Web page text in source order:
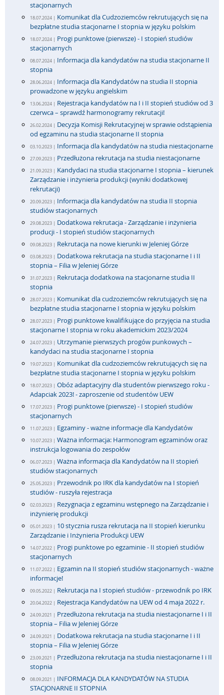
stacjonarnych
18.07.2024 | Komunikat dla Cudzoziemców rekrutujących się na
bezpłatne studia stacjonarne I stopnia w języku polskim
18.07.2024 | Progi punktowe (pierwsze) - I stopień studiów
stacjonarnych
08.07.2024 | Informacja dla kandydatów na studia stacjonarne II
stopnia
28.06.2024 | Informacja dla Kandydatów na studia II stopnia
prowadzone w języku angielskim
13.06.2024 | Rejestracja kandydatów na I i II stopień studiów od 3
czerwca – sprawdź harmonogramy rekrutacji!
26.02.2024 | Decyzja Komisji Rekrutacyjnej w sprawie odstąpienia
od egzaminu na studia stacjonarne II stopnia
03.10.2023 | Informacja dla kandydatów na studia niestacjonarne
27.09.2023 | Przedłużona rekrutacja na studia niestacjonarne
21.09.2023 | Kandydaci na studia stacjonarne I stopnia – kierunek
Zarządzanie i inżynieria produkcji (wyniki dodatkowej
rekrutacji)
20.09.2023 | Informacja dla kandydatów na studia II stopnia
studiów stacjonarnych
29.08.2023 | Dodatkowa rekrutacja - Zarządzanie i inżynieria
producji - I stopień studiów stacjonarnych
09.08.2023 | Rekrutacja na nowe kierunki w Jeleniej Górze
03.08.2023 | Dodatkowa rekrutacja na studia stacjonarne I i II
stopnia – Filia w Jeleniej Górze
31.07.2023 | Rekrutacja dodatkowa na stacjonarne studia II
stopnia
28.07.2023 | Komunikat dla cudzoziemców rekrutujących się na
bezpłatne studia stacjonarne I stopnia w języku polskim
28.07.2023 | Progi punktowe kwalifikujące do przyjęcia na studia
stacjonarne I stopnia w roku akademickim 2023/2024
24.07.2023 | Utrzymanie pierwszych progów punkowych –
kandydaci na studia stacjonarne I stopnia
19.07.2023 | Komunikat dla cudzoziemców rekrutujących się na
bezpłatne studia stacjonarne I stopnia w języku polskim
18.07.2023 | Obóz adaptacyjny dla studentów pierwszego roku -
Adapciak 2023! - zaproszenie od studentów UEW
17.07.2023 | Progi punktowe (pierwsze) - I stopień studiów
stacjonarnych
11.07.2023 | Egzaminy - ważne informacje dla Kandydatów
10.07.2023 | Ważna informacja: Harmonogram egzaminów oraz
instrukcja logowania do zespołów
06.07.2023 | Ważna informacja dla Kandydatów na II stopień
studiów stacjonarnych
25.05.2023 | Przewodnik po IRK dla kandydatów na I stopień
studiów - ruszyła rejestracja
02.03.2023 | Rezygnacja z egzaminu wstępnego na Zarządzanie i
inżynierię produkcji
05.01.2023 | 10 stycznia rusza rekrutacja na II stopień kierunku
Zarządzanie i Inżynieria Produkcji UEW
14.07.2022 | Progi punktowe po egzaminie - II stopień studiów
stacjonarnych
11.07.2022 | Egzamin na II stopień studiów stacjonarnych - ważne
informacje!
09.05.2022 | Rekrutacja na I stopień studiów - przewodnik po IRK
20.04.2022 | Rejestracja Kandydatów na UEW od 4 maja 2022 r.
24.09.2021 | Przedłużona rekrutacja na studia niestacjonarne I i II
stopnia – Filia w Jeleniej Górze
24.09.2021 | Dodatkowa rekrutacja na studia stacjonarne I i II
stopnia – Filia w Jeleniej Górze
23.09.2021 | Przedłużona rekrutacja na studia niestacjonarne I i II
stopnia
08.09.2021 | INFORMACJA DLA KANDYDATÓW NA STUDIA
STACJONARNE II STOPNIA